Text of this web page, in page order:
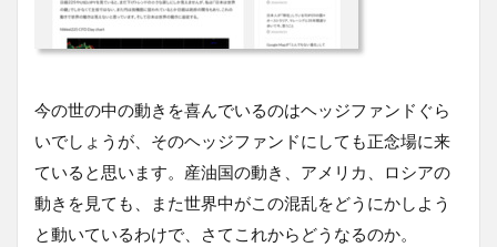
今の世の中の動きを喜んでいるのはヘッジファンドぐら
いでしょうが、そのヘッジファンドにしても正念場に来
ていると思います。産油国の動き、アメリカ、ロシアの
動きを見ても、また世界中がこの混乱をどうにかしよう
と動いているわけで、さてこれからどうなるのか。